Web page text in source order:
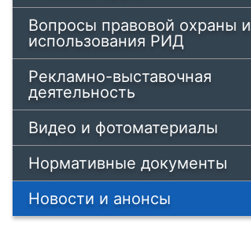
Вопросы правовой охраны и
использования РИД
Рекламно-выставочная
деятельность
Видео и фотоматериалы
Нормативные документы
Новости и анонсы